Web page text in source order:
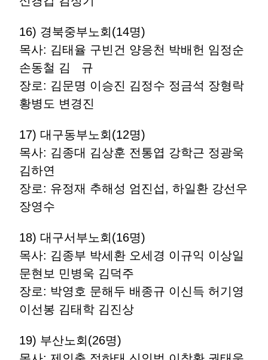
16) 경북중부노회(14명)
목사: 김태율 구빈건 양응천 박배헌 임정순
손동철 김 규
장로: 김문명 이승진 김정수 정금석 장형락
황병도 변경진
17) 대구동부노회(12명)
목사: 김종대 김상훈 전통엽 강학근 정광욱
김하연
장로: 유정재 추해성 엄진섭, 하일환 강선우
장영수
18) 대구서부노회(16명)
목사: 김종부 박세환 오세경 이규익 이상일
문현보 민병욱 김덕주
장로: 박영호 문해두 배종규 이신득 허기영
이선봉 김태학 김진상
19) 부산노회(26명)